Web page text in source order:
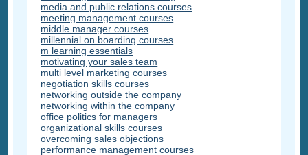
media and public relations courses
meeting management courses
middle manager courses
millennial on boarding courses
m learning essentials
motivating your sales team
multi level marketing courses
negotiation skills courses
networking outside the company
networking within the company
office politics for managers
organizational skills courses
overcoming sales objections
performance management courses